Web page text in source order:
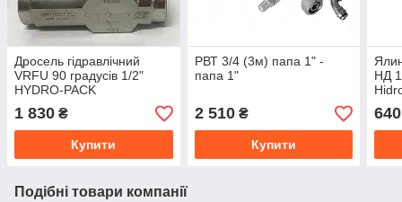
Дросель гідравлічний
VRFU 90 градусів 1/2"
HYDRO-PACK
1 830 ₴
Купити
РВТ 3/4 (3м) папа 1" -
папа 1"
2 510₴
Купити
НД
640
Подібні товари компанії